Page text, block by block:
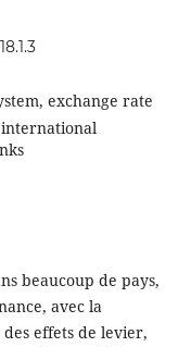
exchange rate
beaucoup de pays,
avec la
effets de levier,